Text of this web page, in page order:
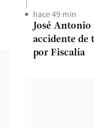
hace 49 min
José
accidente de
por Fiscalía